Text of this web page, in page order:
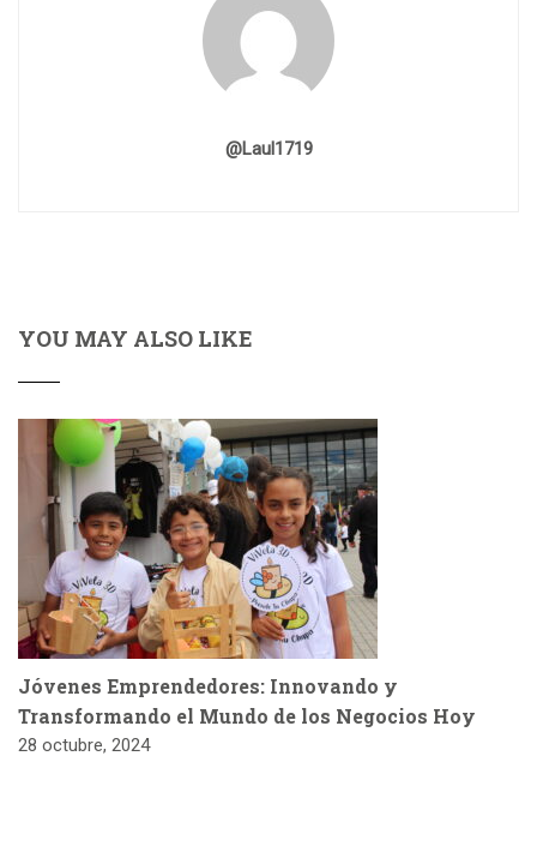
@laul1719
YOU MAY ALSO LIKE
Jóvenes Emprendedores: Innovando y
Transformando el Mundo de los Negocios Hoy
28 octubre, 2024